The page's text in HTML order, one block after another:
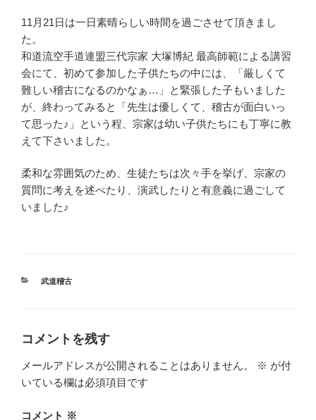
11月21日は一日素晴らしい時間を過ごさせて頂きまし
た。
和道流空手道連盟三代宗家 大塚博紀 最高師範による講習
会にて、初めて参加した子供たちの中には、「厳しくて
難しい稽古になるのかなぁ…」と緊張した子もいました
が、終わってみると「先生は優しくて、稽古が面白いっ
て思った♪」という程、宗家は幼い子供たちにも丁寧に教
えて下さいました。
柔和な雰囲気のため、生徒たちは次々手を挙げ、宗家の
質問に考えを述べたり、演武したりと有意義に過ごして
いました♪
カ
武道稽古
コメントを残す
メールアドレスが公開されることはありません。 ※ が付
いている欄は必須項目です
コメント ※